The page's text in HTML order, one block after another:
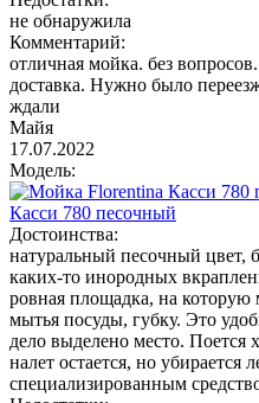
не обнаружила
Комментарий:
отличная мойка. без
доставка. Нужно было
ждали
Майя
17.07.2022
Модель:
Касси 780 песочный
Достоинства:
натуральный песочный цвет,
каких-то инородных
ровная площадка, на которую
мытья посуды, губку. Это
дело выделено место. Поется
налет остается, но убирается
специализированным